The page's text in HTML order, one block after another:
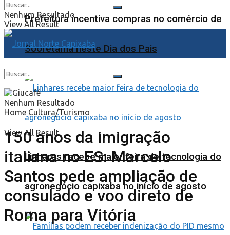
Prefeitura incentiva compras no comércio de
Sooretama neste Dia dos Pais
Linhares recebe maior feira de tecnologia do
agronegócio capixaba no início de agosto
Nenhum Resultado
View All Result
Nenhum Resultado
View All Result
Home Cultura/Turismo
150 anos da imigração
italiana no ES: Marcelo
Santos pede ampliação de
consulado e voo direto de
Roma para Vitória